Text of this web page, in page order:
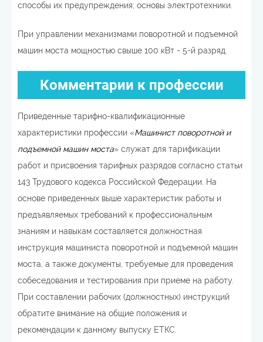
способы их предупреждения; основы электротехники.
При управлении механизмами поворотной и подъемной
машин моста мощностью свыше 100 кВт - 5-й разряд.
Комментарии к профессии
Приведенные тарифно-квалификационные
характеристики профессии «Машинист поворотной и
подъемной машин моста» служат для тарификации
работ и присвоения тарифных разрядов согласно статьи
143 Трудового кодекса Российской Федерации. На
основе приведенных выше характеристик работы и
предъявляемых требований к профессиональным
знаниям и навыкам составляется должностная
инструкция машиниста поворотной и подъемной машин
моста, а также документы, требуемые для проведения
собеседования и тестирования при приеме на работу.
При составлении рабочих (должностных) инструкций
обратите внимание на общие положения и
рекомендации к данному выпуску ЕТКС.